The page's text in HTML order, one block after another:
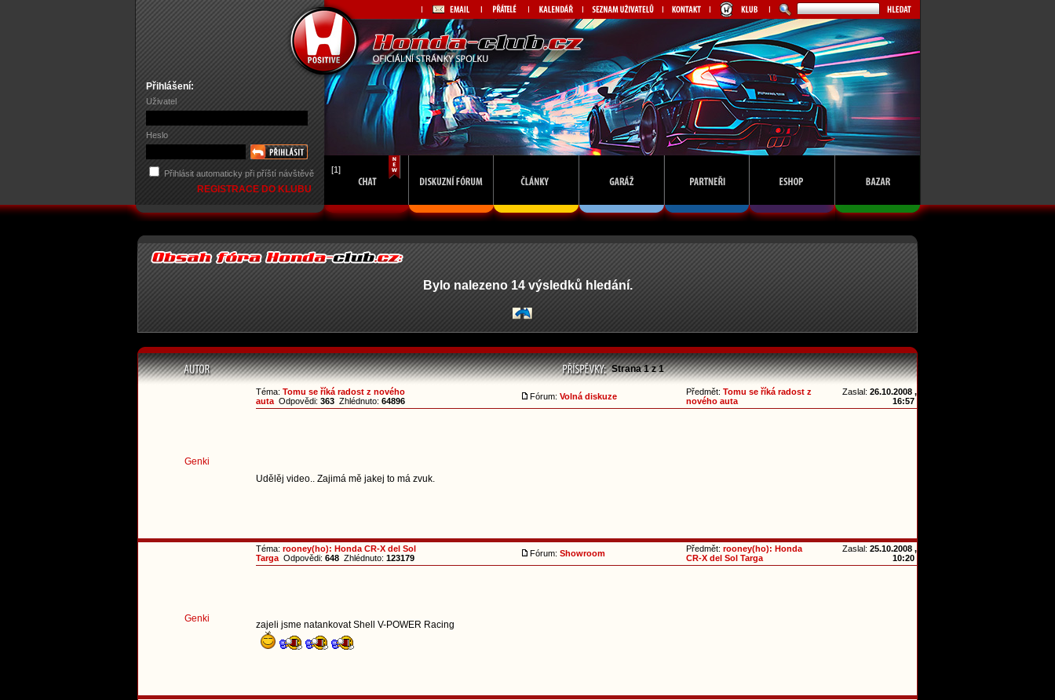
Přihlášení:
Uživatel
Heslo
Přihlásit automaticky při příští návštěvě
REGISTRACE DO KLUBU
[1]
Bylo nalezeno 14 výsledků hledání.
Strana1z1
Genki
Téma: Tomu se říká radost z nového
auta Odpovědi: 363 Zhlédnuto: 64896 Fórum: Volná diskuze Předmět: Tomu se říká radost z
nového auta
Zaslal: 26.10.2008 ,
16:57
Udělěj video.. Zajimá mě jakej to má zvuk.
Genki
Téma: rooney(ho): Honda CR-X del Sol
Targa Odpovědi: 648 Zhlédnuto: 123179 Fórum: Showroom Předmět: rooney(ho): Honda
CR-X del Sol Targa
Zaslal: 25.10.2008 ,
10:20
zajeli jsme natankovat Shell V-POWER Racing